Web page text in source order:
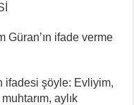
Güran’ın ifade verme
ifadesi şöyle: Evliyim,
aylık